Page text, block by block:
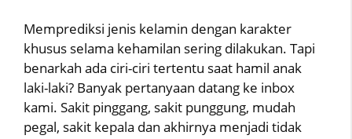
Memprediksi jenis kelamin dengan karakter
khusus selama kehamilan sering dilakukan. Tapi
benarkah ada ciri-ciri tertentu saat hamil anak
laki-laki? Banyak pertanyaan datang ke inbox
kami. Sakit pinggang, sakit punggung, mudah
pegal, sakit kepala dan akhirnya menjadi tidak